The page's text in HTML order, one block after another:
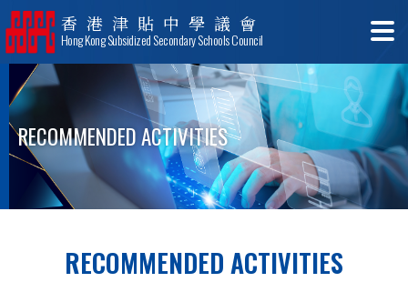
香港津貼中學議會
Hong Kong Subsidized Secondary Schools Council
RECOMMENDED ACTIVITIES
RECOMMENDED ACTIVITIES